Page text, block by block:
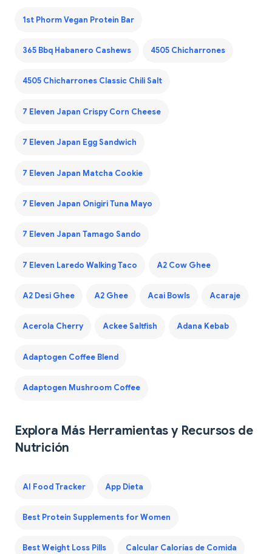
1st Phorm Vegan Protein Bar
365 Bbq Habanero Cashews 4505 Chicharrones
4505 Chicharrones Classic Chili Salt
7 Eleven Japan Crispy Corn Cheese
7 Eleven Japan Egg Sandwich
7 Eleven Japan Matcha Cookie
7 Eleven Japan Onigiri Tuna Mayo
7 Eleven Japan Tamago Sando
7 Eleven Laredo Walking Taco A2 Cow Ghee
A2 Desi Ghee A2 Ghee Acai Bowls Acaraje
Acerola Cherry Ackee Saltfish Adana Kebab
Adaptogen Coffee Blend
Adaptogen Mushroom Coffee
Explora Más Herramientas y Recursos de
Nutrición
AI Food Tracker App Dieta
Best Protein Supplements for Women
Best Weight Loss Pills Calcular Calorías de Comida